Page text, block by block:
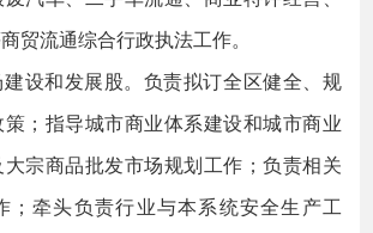
贸流通综合行政执法工作。
建设和发展股。负责拟订全区健全、规
；指导城市商业体系建设和城市商业
宗商品批发市场规划工作；负责相关
；牵头负责行业与本系统安全生产工